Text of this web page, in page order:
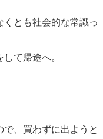
とも社会的な常識っ
て帰途へ。
、買わずに出ようと